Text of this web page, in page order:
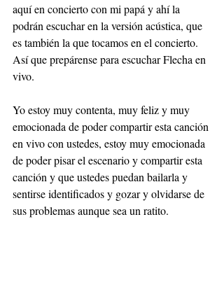
aquí en concierto con mi papá y ahí la
podrán escuchar en la versión acústica, que
es también la que tocamos en el concierto.
Así que prepárense para escuchar Flecha en
vivo.
Yo estoy muy contenta, muy feliz y muy
emocionada de poder compartir esta canción
en vivo con ustedes, estoy muy emocionada
de poder pisar el escenario y compartir esta
canción y que ustedes puedan bailarla y
sentirse identificados y gozar y olvidarse de
sus problemas aunque sea un ratito.